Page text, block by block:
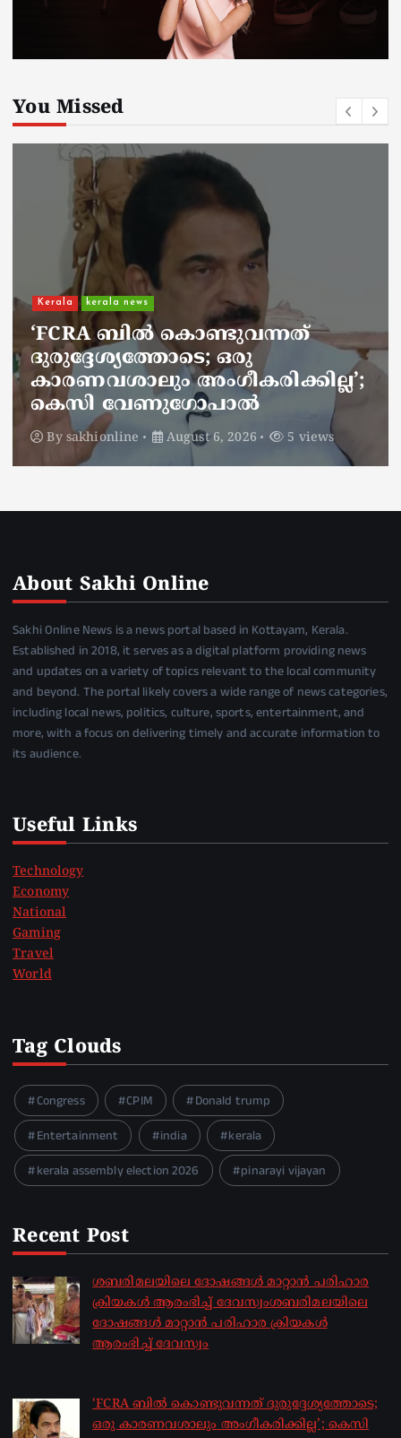
You Missed
kerala news
ചാലിശേരിയില്‍ സര്‍ക്കാര്‍
ജനകീയ ആരോഗ്യകേന്ദ്രത്തില്‍
നഴ്സിന് അണലിയുടെ കടിയേറ്റു;
അണലിയുടെ കടിയേറ്റത്
ഡ്യൂട്ടിക്കിടെ
By sakhionline August 6, 2026 4 views
About Sakhi Online
Sakhi Online News is a news portal based in Kottayam, Kerala.
Established in 2018, it serves as a digital platform providing news
and updates on a variety of topics relevant to the local community
and beyond. The portal likely covers a wide range of news categories,
including local news, politics, culture, sports, entertainment, and
more, with a focus on delivering timely and accurate information to
its audience.
Useful Links
Technology
Economy
National
Gaming
Travel
World
Tag Clouds
Congress CPIM
Donald trump
Entertainment
india
kerala
kerala assembly election 2026
pinarayi vijayan
Recent Post
ശബരിമലയിലെ ദോഷങ്ങൾ മാറ്റാൻ പരിഹാര
ക്രിയകൾ ആരംഭിച്ച് ദേവസ്വംശബരിമലയിലെ
ദോഷങ്ങൾ മാറ്റാൻ പരിഹാര ക്രിയകൾ
ആരംഭിച്ച് ദേവസ്വം
‘FCRA ബിൽ കൊണ്ടുവന്നത് ദുരുദ്ദേശ്യത്തോടെ;
ഒരു കാരണവശാലും അം​ഗീകരിക്കില്ല’; കെസി